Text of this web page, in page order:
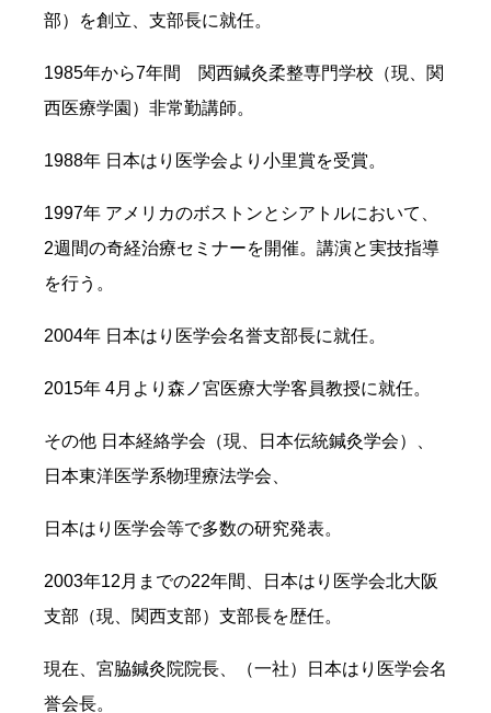
部）を創立、支部長に就任。
1985年から7年間 関西鍼灸柔整専門学校（現、関
西医療学園）非常勤講師。
1988年 日本はり医学会より小里賞を受賞。
1997年 アメリカのボストンとシアトルにおいて、
2週間の奇経治療セミナーを開催。講演と実技指導
を行う。
2004年 日本はり医学会名誉支部長に就任。
2015年 4月より森ノ宮医療大学客員教授に就任。
その他 日本経絡学会（現、日本伝統鍼灸学会）、
日本東洋医学系物理療法学会、
日本はり医学会等で多数の研究発表。
2003年12月までの22年間、日本はり医学会北大阪
支部（現、関西支部）支部長を歴任。
現在、宮脇鍼灸院院長、（一社）日本はり医学会名
誉会長。